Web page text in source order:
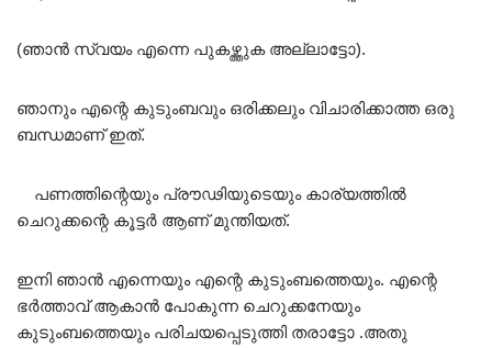
(ഞാൻ സ്വയം എന്നെ പുകഴ്ത്തുക അല്ലാട്ടോ).
ഞാനും എന്റെ കുടുംബവും ഒരിക്കലും വിചാരിക്കാത്ത ഒരു
ബന്ധമാണ് ഇത്.
പണത്തിന്റെയും പ്രൗഢിയുടെയും കാര്യത്തിൽ
ചെറുക്കന്റെ കൂട്ടർ ആണ് മുന്തിയത്.
ഇനി ഞാൻ എന്നെയും എന്റെ കുടുംബത്തെയും. എന്റെ
ഭർത്താവ് ആകാൻ പോകുന്ന ചെറുക്കനേയും
കുടുംബത്തെയും പരിചയപ്പെടുത്തി തരാട്ടോ .അതു